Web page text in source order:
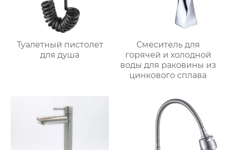
Туалетный пистолет
для душа
Смеситель для
горячей и холодной
воды для раковины из
цинкового сплава